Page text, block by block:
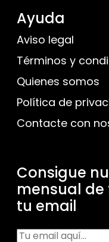
Ayuda
Aviso legal
Términos y
Quienes somos
Política de
Contacte con
Consigue
mensual
tu email